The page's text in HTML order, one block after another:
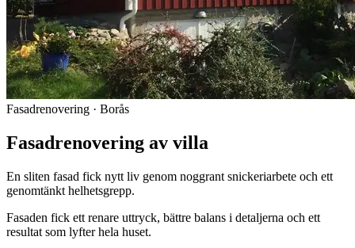
Fasadrenovering · Borås
Fasadrenovering av villa
En sliten fasad fick nytt liv genom noggrant snickeriarbete och ett
genomtänkt helhetsgrepp.
Fasaden fick ett renare uttryck, bättre balans i detaljerna och ett
resultat som lyfter hela huset.